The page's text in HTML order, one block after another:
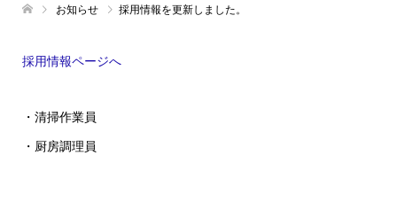
お知らせ 採用情報を更新しました。
採用情報ページへ
・清掃作業員
・厨房調理員